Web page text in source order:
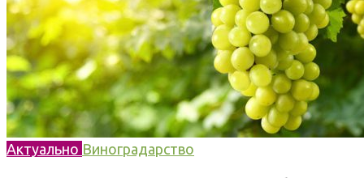
Актуально Виноградарство